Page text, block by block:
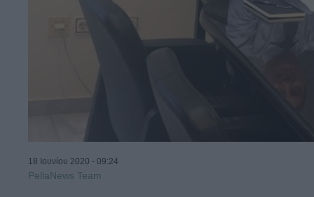
18 Ιουνίου 2020 - 09:24
PellaNews Team